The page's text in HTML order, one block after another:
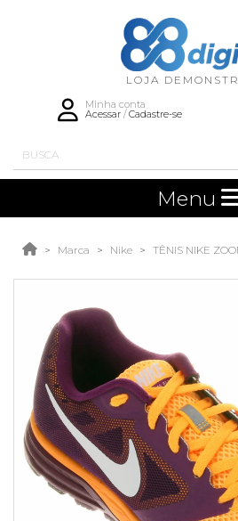
Minha conta
Acessar/Cadastre-se
Menu
Marca Nike TÊNIS NIKE